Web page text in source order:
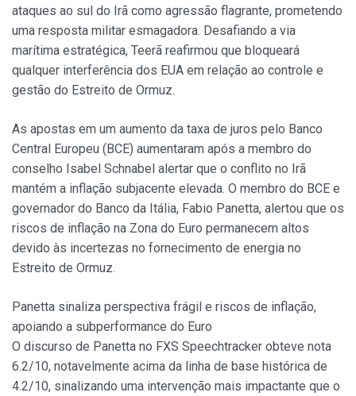
ataques ao sul do Irã como agressão flagrante, prometendo
uma resposta militar esmagadora. Desafiando a via
marítima estratégica, Teerã reafirmou que bloqueará
qualquer interferência dos EUA em relação ao controle e
gestão do Estreito de Ormuz.
As apostas em um aumento da taxa de juros pelo Banco
Central Europeu (BCE) aumentaram após a membro do
conselho Isabel Schnabel alertar que o conflito no Irã
mantém a inflação subjacente elevada. O membro do BCE e
governador do Banco da Itália, Fabio Panetta, alertou que os
riscos de inflação na Zona do Euro permanecem altos
devido às incertezas no fornecimento de energia no
Estreito de Ormuz.
Panetta sinaliza perspectiva frágil e riscos de inflação,
apoiando a subperformance do Euro
O discurso de Panetta no FXS Speechtracker obteve nota
6.2/10, notavelmente acima da linha de base histórica de
4.2/10, sinalizando uma intervenção mais impactante que o